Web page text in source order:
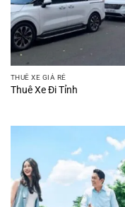
THUÊ XE GIÁ RẺ
Thuê Xe Đi Tỉnh